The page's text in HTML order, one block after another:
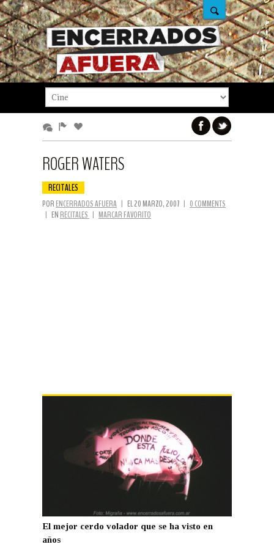
ROGER WATERS
RECITALES
POR ENCERRADOS AFUERA | EL 20 MARZO, 2007 | 0 COMMENTS
| EN RECITALES | MARCAR FAVORITO
El mejor cerdo volador que se ha visto en
años